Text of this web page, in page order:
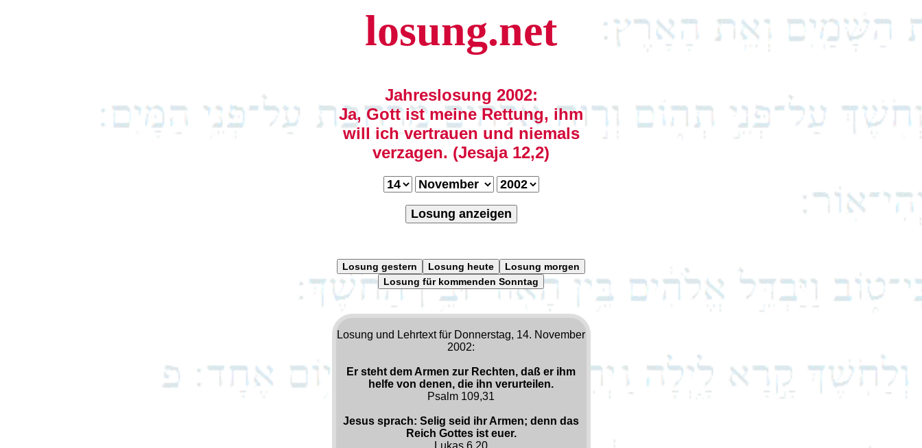
losung.net
Jahreslosung 2002:
Ja, Gott ist meine Rettung, ihm
will ich vertrauen und niemals
verzagen. (Jesaja 12,2)
Losung anzeigen
Losung gestern Losung heute
Losung morgen
Losung für kommenden Sonntag
Losung und Lehrtext für Donnerstag, 14. November
2002:
Er steht dem Armen zur Rechten, daß er ihm
helfe von denen, die ihn verurteilen.
Psalm 109,31
Jesus sprach: Selig seid ihr Armen; denn das
Reich Gottes ist euer.
Lukas 6,20